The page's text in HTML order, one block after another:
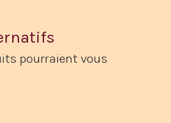
pourraient vous